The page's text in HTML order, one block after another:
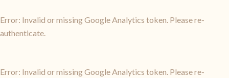
Error: Invalid or missing Google Analytics token. Please re-
authenticate.
Error: Invalid or missing Google Analytics token. Please re-